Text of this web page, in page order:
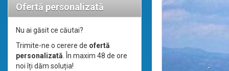
Ofertă personalizată
Nu ai găsit ce căutai?
Trimite-ne o cerere de ofertă
personalizată. În maxim 48 de ore
noi îți dăm soluția!